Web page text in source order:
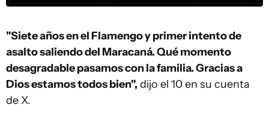
"Siete años en el Flamengo y primer intento de
asalto saliendo del Maracaná. Qué momento
desagradable pasamos con la familia. Gracias a
Dios estamos todos bien", dijo el 10 en su cuenta
de X.